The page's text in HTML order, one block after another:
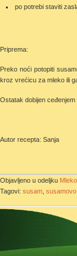
po potrebi staviti
Priprema:
Preko noći potopiti
kroz vrećicu za mleko ili
Ostatak dobijen
Autor recepta: Sanja
Objavljeno u odeljku
Tagovi: susam